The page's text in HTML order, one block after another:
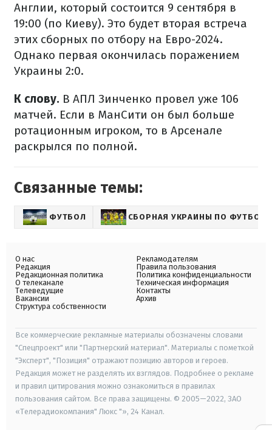
Англии, который состоится 9 сентября в
19:00 (по Киеву). Это будет вторая встреча
этих сборных по отбору на Евро-2024.
Однако первая окончилась поражением
Украины 2:0.
К слову. В АПЛ Зинченко провел уже 106
матчей. Если в МанСити он был больше
ротационным игроком, то в Арсенале
раскрылся по полной.
Связанные темы:
ФУТБОЛ СБОРНАЯ УКРАИНЫ ПО ФУТБОЛУ
О нас
Редакция
Редакционная политика
О телеканале
Телеведущие
Вакансии
Структура собственности
Рекламодателям
Правила пользования
Политика конфиденциальности
Техническая информация
Контакты
Архив
Все коммерческие рекламные материалы обозначены словами
"Спецпроект" или "Партнерский материал". Материалы с пометкой
"Эксперт", "Позиция" отражают позицию авторов и героев.
Редакция может не разделять их взглядов. Подробнее о рекламе
и правил цитирования можно ознакомиться в правилах
пользования сайтом. Все права защищены. © 2005—2022, ЗАО
«Телерадиокомпания" Люкс "», 24 Канал.